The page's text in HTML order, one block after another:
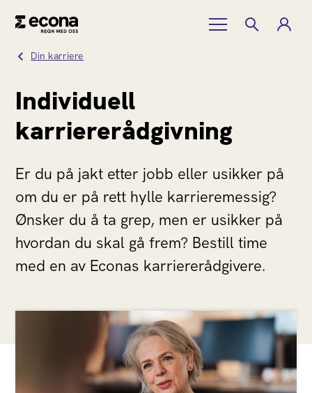
Din karriere
Individuell
karriererådgivning
Er du på jakt etter jobb eller usikker på
om du er på rett hylle karrieremessig?
Ønsker du å ta grep, men er usikker på
hvordan du skal gå frem? Bestill time
med en av Econas karriererådgivere.